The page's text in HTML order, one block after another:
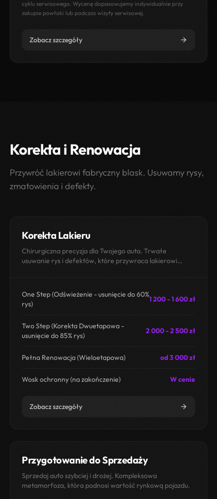
cyklu serwisowego. Wycenę dopasowujemy indywidualnie przy
zakupie powłoki lub podczas wizyty serwisowej.
Zobacz szczegóły
Korekta i Renowacja
Przywróć lakierowi fabryczny blask. Usuwamy rysy,
zmatowienia i defekty.
Korekta Lakieru
Chirurgiczna precyzja dla Twojego auta. Trwałe
usuwanie rys i defektów, które przywraca lakierowi
One Step (Odświeżenie - usunięcie do 60%
rys)
1 200 - 1 600 zł
Two Step (Korekta Dwuetapowa -
usunięcie do 85% rys)
2 000 - 2 500 zł
Pełna Renowacja (Wieloetapowa) od 3 000 zł
Wosk ochronny (na zakończenie) W cenie
Zobacz szczegóły
Przygotowanie do Sprzedaży
Sprzedaj auto szybciej i drożej. Kompleksowa
metamorfoza, która podnosi wartość rynkową pojazdu.